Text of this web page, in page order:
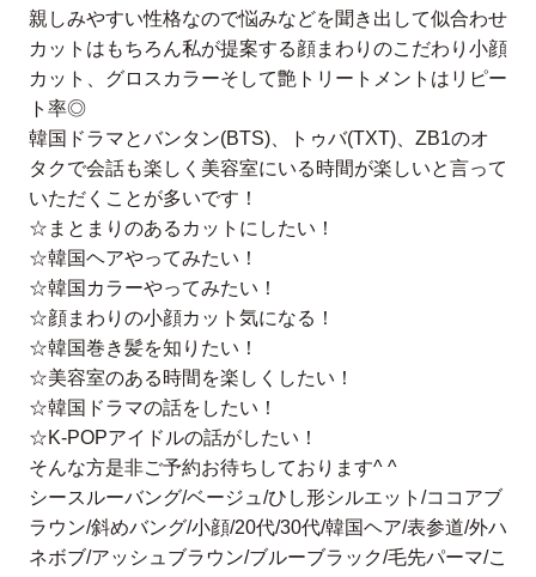
親しみやすい性格なので悩みなどを聞き出して似合わせ
カットはもちろん私が提案する顔まわりのこだわり小顔
カット、グロスカラーそして艶トリートメントはリピー
ト率◎
韓国ドラマとバンタン(BTS)、トゥバ(TXT)、ZB1のオ
タクで会話も楽しく美容室にいる時間が楽しいと言って
いただくことが多いです！
☆まとまりのあるカットにしたい！
☆韓国ヘアやってみたい！
☆韓国カラーやってみたい！
☆顔まわりの小顔カット気になる！
☆韓国巻き髪を知りたい！
☆美容室のある時間を楽しくしたい！
☆韓国ドラマの話をしたい！
☆K-POPアイドルの話がしたい！
そんな方是非ご予約お待ちしております^ ^
シースルーバング/ベージュ/ひし形シルエット/ココアブ
ラウン/斜めバング/小顔/20代/30代/韓国ヘア/表参道/外ハ
ネボブ/アッシュブラウン/ブルーブラック/毛先パーマ/こ